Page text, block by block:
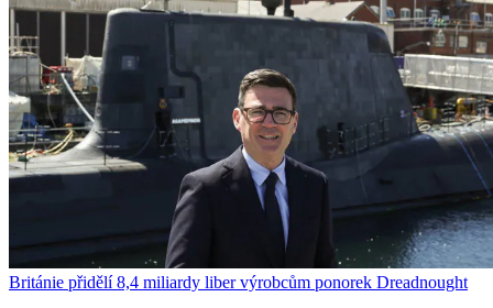
Británie přidělí 8,4 miliardy liber výrobcům ponorek Dreadnought